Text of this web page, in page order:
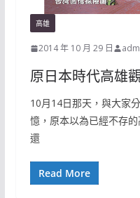
高雄
2014 年 10 月 29 日
原日本時代高雄
10月14日那天，與大家
憶，原本以為已經不存
還
Read More